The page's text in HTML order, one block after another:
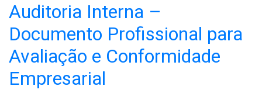
Auditoria Interna –
Documento Profissional para
Avaliação e Conformidade
Empresarial